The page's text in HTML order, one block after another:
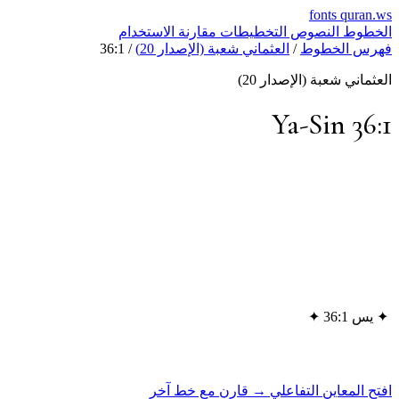
fonts quran.ws
الخطوط النصوص التخطيطات مقارنة الاستخدام
فهرس الخطوط / العثماني شعبة (الإصدار 20) /
36:1
العثماني شعبة (الإصدار 20)
Ya-Sin 36:1
✦ يس 36:1 ✦
افتح المعاين التفاعلي → قارن مع خط آخر